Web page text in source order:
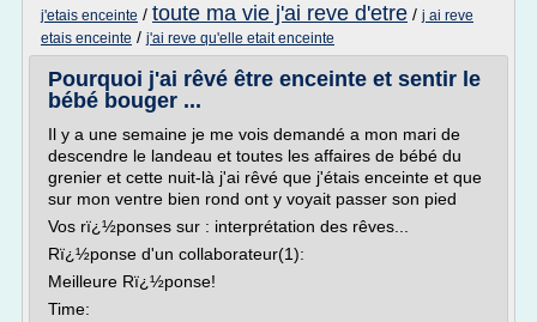
j'etais enceinte / toute ma vie j'ai reve d'etre / j ai reve
etais enceinte / j'ai reve qu'elle etait enceinte
Pourquoi j'ai rêvé être enceinte et sentir le
bébé bouger ...
Il y a une semaine je me vois demandé a mon mari de
descendre le landeau et toutes les affaires de bébé du
grenier et cette nuit-là j'ai rêvé que j'étais enceinte et que
sur mon ventre bien rond ont y voyait passer son pied
Vos rï¿½ponses sur : interprétation des rêves...
Rï¿½ponse d'un collaborateur(1):
Meilleure Rï¿½ponse!
Time: